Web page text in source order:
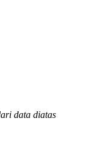
data diatas